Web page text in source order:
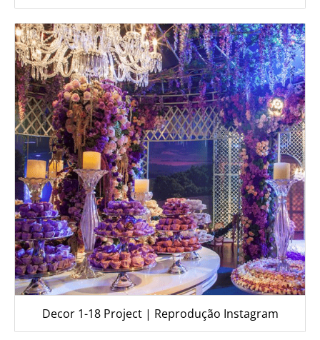
Decor 1-18 Project | Reprodução Instagram